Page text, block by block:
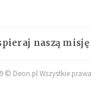
naszą misję
© Deon.pl Wszystkie